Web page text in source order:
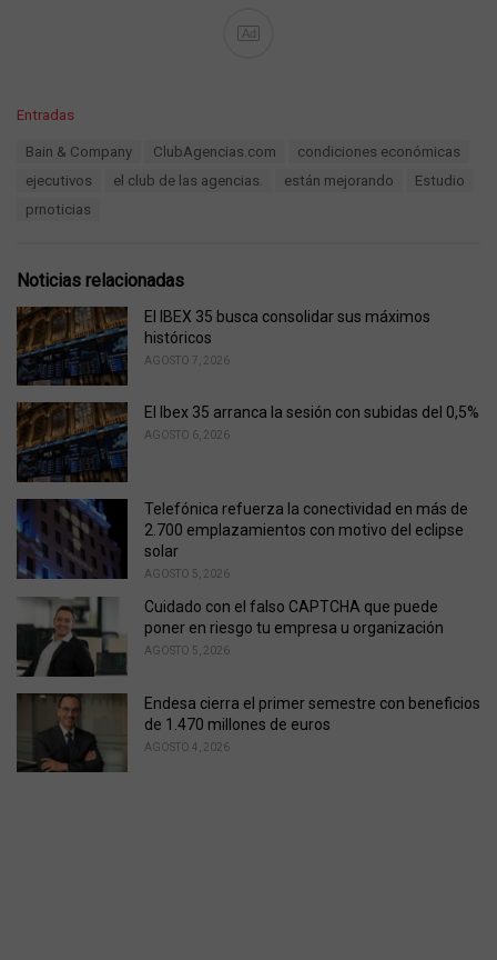
Ad
C
e
:
Entradas
Bain & Company ClubAgencias.com
condiciones económicas
ejecutivos
el club de las agencias. están mejorando
Estudio
prnoticias
Noticias relacionadas
El IBEX 35 busca consolidar sus máximos
históricos
AGOSTO 7, 2026
El Ibex 35 arranca la sesión con subidas del 0,5%
AGOSTO 6, 2026
Telefónica refuerza la conectividad en más de
2.700 emplazamientos con motivo del eclipse
solar
AGOSTO 5, 2026
Cuidado con el falso CAPTCHA que puede
poner en riesgo tu empresa u organización
AGOSTO 5, 2026
Endesa cierra el primer semestre con beneficios
de 1.470 millones de euros
AGOSTO 4, 2026